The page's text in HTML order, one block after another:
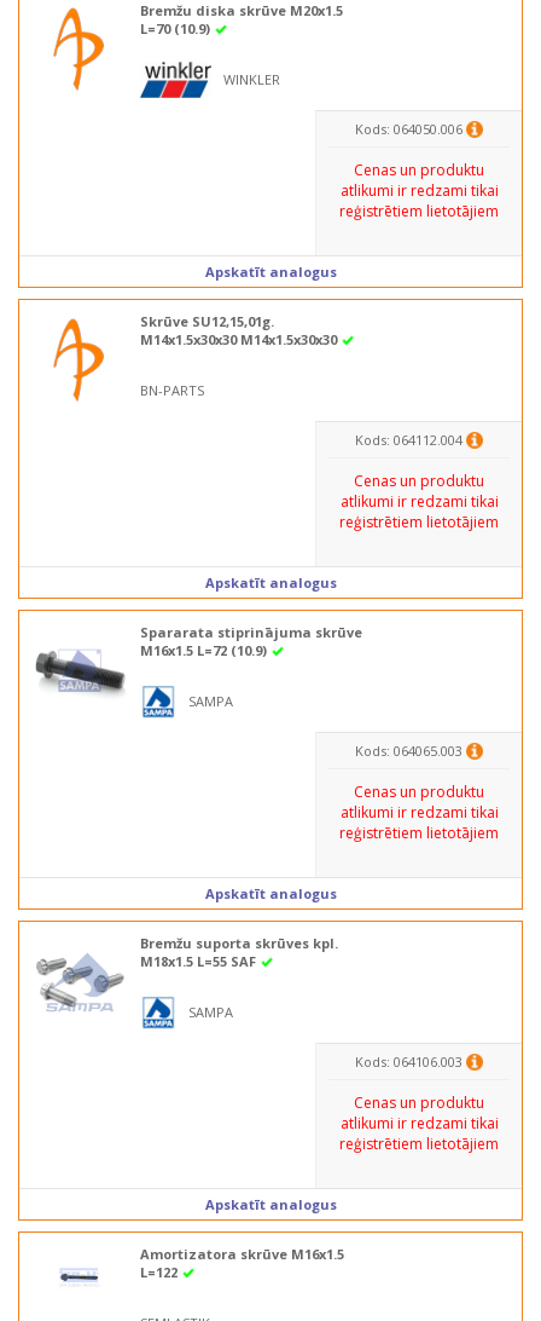
Bremžu diska skrūve M20x1.5
L=70 (10.9)
WINKLER
Kods: 064050.006
Cenas un produktu
atlikumi ir redzami tikai
reģistrētiem lietotājiem
Apskatīt analogus
Skrūve SU12,15,01g.
M14x1.5x30x30 M14x1.5x30x30
BN-PARTS
Kods: 064112.004
Cenas un produktu
atlikumi ir redzami tikai
reģistrētiem lietotājiem
Apskatīt analogus
Spararata stiprinājuma skrūve
M16x1.5 L=72 (10.9)
SAMPA
Kods: 064065.003
Cenas un produktu
atlikumi ir redzami tikai
reģistrētiem lietotājiem
Apskatīt analogus
Bremžu suporta skrūves kpl.
M18x1.5 L=55 SAF
SAMPA
Kods: 064106.003
Cenas un produktu
atlikumi ir redzami tikai
reģistrētiem lietotājiem
Apskatīt analogus
Amortizatora skrūve M16x1.5
L=122